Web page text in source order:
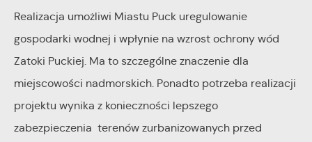
Realizacja umożliwi Miastu Puck uregulowanie
gospodarki wodnej i wpłynie na wzrost ochrony wód
Zatoki Puckiej. Ma to szczególne znaczenie dla
miejscowości nadmorskich. Ponadto potrzeba realizacji
projektu wynika z konieczności lepszego
zabezpieczenia terenów zurbanizowanych przed